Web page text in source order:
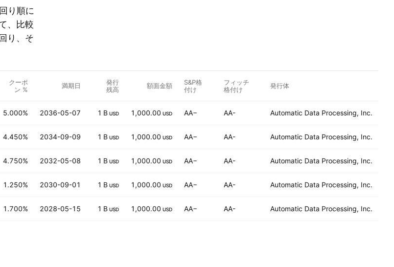
り順に
、比較
り、そ
クーポ
ン %
満期日
発行
残高
額面金額
S&P格
付け
フィッチ
格付け
発行体
5.000% 2036-05-07 1 B USD 1,000.00 USD AA− AA- Automatic Data Processing, Inc.
4.450% 2034-09-09 1 B USD 1,000.00 USD AA− AA- Automatic Data Processing, Inc.
4.750% 2032-05-08 1 B USD 1,000.00 USD AA− AA- Automatic Data Processing, Inc.
1.250% 2030-09-01 1 B USD 1,000.00 USD AA− AA- Automatic Data Processing, Inc.
1.700% 2028-05-15 1 B USD 1,000.00 USD AA− AA- Automatic Data Processing, Inc.